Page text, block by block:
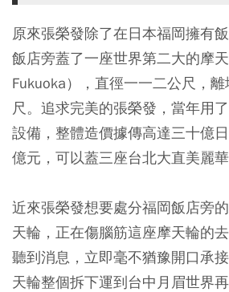
原來張榮發除了在日本福岡擁有
飯店旁蓋了一座世界第二大的摩
Fukuoka），直徑一一二公尺，
尺。追求完美的張榮發，當年用
設備，整體造價據傳高達三十億
億元，可以蓋三座台北大直美麗華
近來張榮發想要處分福岡飯店旁
天輪，正在傷腦筋這座摩天輪的
聽到消息，立即毫不猶豫開口承
天輪整個拆下運到台中月眉世界